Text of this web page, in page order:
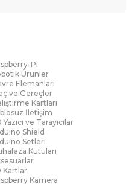
Pi
Ürünler
Elemanları
ve Gereçler
Kartları
İletişim
Yazıcı ve Tarayıcılar
Shield
Setleri
Kutuları
Kartlar
Kamera